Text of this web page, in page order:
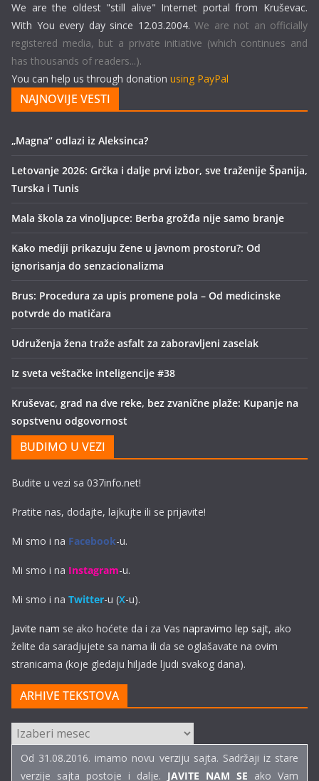
We are the oldest "still alive" Internet portal from Kruševac.
With You every day since 12.03.2004. We are not an officially
registered media, but a private initiative (which continues and
has thousands of readers...).
You can help us through donation using PayPal
NAJNOVIJE VESTI
„Magna“ odlazi iz Aleksinca?
Letovanje 2026: Grčka i dalje prvi izbor, sve traženije Španija,
Turska i Tunis
Mala škola za vinoljupce: Berba grožđa nije samo branje
Kako mediji prikazuju žene u javnom prostoru?: Od
ignorisanja do senzacionalizma
Brus: Procedura za upis promene pola – Od medicinske
potvrde do matičara
Udruženja žena traže asfalt za zaboravljeni zaselak
Iz sveta veštačke inteligencije #38
Kruševac, grad na dve reke, bez zvanične plaže: Kupanje na
sopstvenu odgovornost
BUDIMO U VEZI
Budite u vezi sa 037info.net!
Pratite nas, dodajte, lajkujte ili se prijavite!
Mi smo i na Facebook-u.
Mi smo i na Instagram-u.
Mi smo i na Twitter-u (X-u).
Javite nam se ako hoćete da i za Vas napravimo lep sajt, ako
želite da saradjujete sa nama ili da se oglašavate na ovim
stranicama (koje gledaju hiljade ljudi svakog dana).
ARHIVE TEKSTOVA
ARHIVE
TEKSTOVA
Od 31.08.2016. imamo novu verziju sajta. Sadržaji iz stare
verzije sajta postoje i dalje. JAVITE NAM SE ako Vam